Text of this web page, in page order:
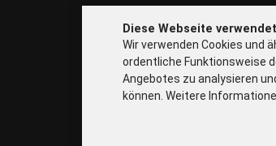
Diese Webseite
Wir verwenden Cookies und
ordentliche Funktionsweise
Angebotes zu analysieren
können. Weitere